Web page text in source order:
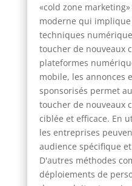
«cold zone
moderne qui
techniques
toucher de nouveaux
plateformes
mobile, les annonces
sponsorisés permet
toucher de nouveaux
ciblée et efficace. En
les entreprises
audience spécifique
D'autres méthodes
déploiements de